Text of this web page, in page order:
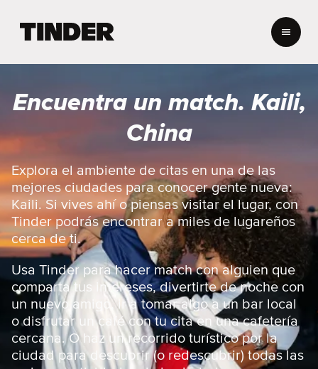
o
i
n
d
e
r
Encuentra un match. Kaili,
China
Explora el ambiente de citas en una de las
mejores ciudades para conocer gente nueva:
Kaili. Si vives ahí o piensas visitar el lugar, con
Tinder podrás encontrar a miles de lugareños
cerca de ti.
Usa Tinder para hacer match con alguien que
comparta tus intereses, divertirte de noche con
un nuevo amigo, ir a tomar algo a un bar local
o disfrutar un café con tu cita en una cafetería
cercana. O haz un recorrido turístico por la
ciudad para descubrir (o redescubrir) todas las